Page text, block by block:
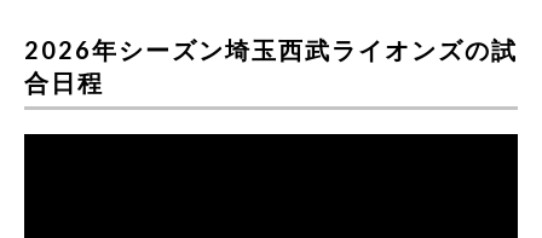
2026年シーズン埼玉西武ライオンズの試
合日程